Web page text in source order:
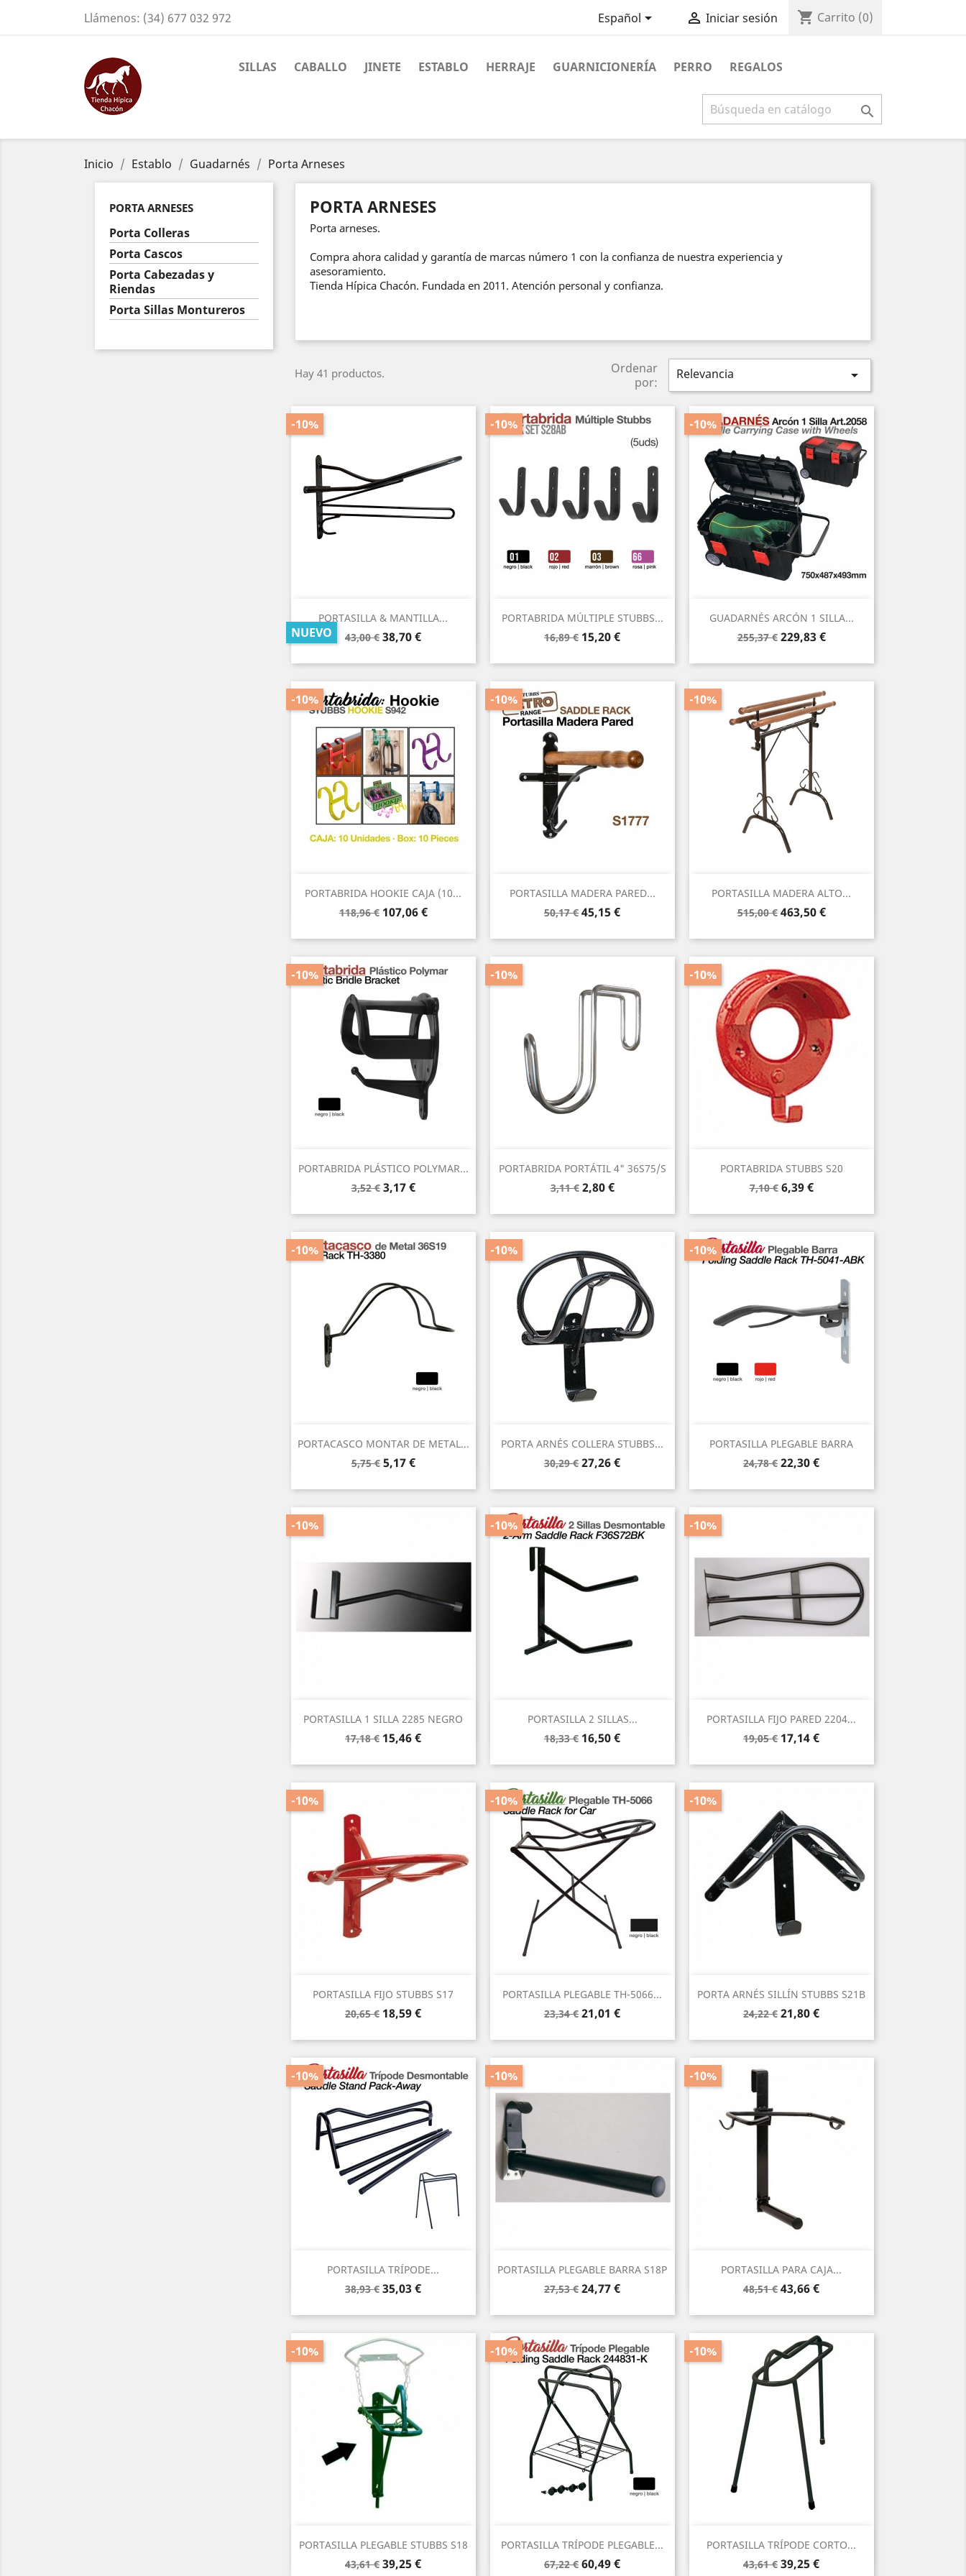
Llámenos: (34) 677 032 972 Español  Iniciar sesión shopping_cart Carrito (0)
SILLAS CABALLO JINETE ESTABLO HERRAJE GUARNICIONERÍA PERRO REGALOS

Inicio Establo Guadarnés Porta Arneses
PORTA ARNESES
Porta Colleras
Porta Cascos
Porta Cabezadas y
Riendas
Porta Sillas Montureros
PORTA ARNESES
Porta arneses.
Compra ahora calidad y garantía de marcas número 1 con la confianza de nuestra experiencia y
asesoramiento.
Tienda Hípica Chacón. Fundada en 2011. Atención personal y confianza.
Hay 41 productos.
Ordenar
por:
Relevancia 
PORTASILLA & MANTILLA...
Precio
43,00 €
-10%
Precio
38,70 €
NUEVO
Vista rápida PORTABRIDA MÚLTIPLE STUBBS...
Precio
16,89 €
-10%
Precio
15,20 €
Vista rápida GUADARNÉS ARCÓN 1 SILLA...
Precio
255,37 €
-10%
Precio
229,83 €
Vista rápida
PORTABRIDA HOOKIE CAJA (10...
Precio
118,96 €
-10%
Precio
107,06 €
Vista rápida PORTASILLA MADERA PARED...
Precio
50,17 €
-10%
Precio
45,15 €
 Vista rápida PORTASILLA MADERA ALTO...
Precio
515,00 €
-10%
Precio
463,50 €
 Vista rápida
PORTABRIDA PLÁSTICO POLYMAR...
Precio
3,52 €
-10%
Precio
3,17 €
Vista rápida PORTABRIDA PORTÁTIL 4" 36S75/S
Precio
3,11 €
-10%
Precio
2,80 €
Vista rápida PORTABRIDA STUBBS S20
Precio
7,10 €
-10%
Precio
6,39 €
Vista rápida
PORTACASCO MONTAR DE METAL...
Precio
5,75 €
-10%
Precio
5,17 €
Vista rápida PORTA ARNÉS COLLERA STUBBS...
Precio
30,29 €
-10%
Precio
27,26 €
Vista rápida PORTASILLA PLEGABLE BARRA
Precio
24,78 €
-10%
Precio
22,30 €
 Vista rápida
PORTASILLA 1 SILLA 2285 NEGRO
Precio
17,18 €
-10%
Precio
15,46 €
Vista rápida PORTASILLA 2 SILLAS...
Precio
18,33 €
-10%
Precio
16,50 €
Vista rápida PORTASILLA FIJO PARED 2204...
Precio
19,05 €
-10%
Precio
17,14 €
 Vista rápida
PORTASILLA FIJO STUBBS S17
Precio
20,65 €
-10%
Precio
18,59 €
 Vista rápida PORTASILLA PLEGABLE TH-5066...
Precio
23,34 €
-10%
Precio
21,01 €
Vista rápida PORTA ARNÉS SILLÍN STUBBS S21B
Precio
24,22 €
-10%
Precio
21,80 €
Vista rápida
PORTASILLA TRÍPODE...
Precio
38,93 €
-10%
Precio
35,03 €
Vista rápida PORTASILLA PLEGABLE BARRA S18P
Precio
27,53 €
-10%
Precio
24,77 €
 Vista rápida PORTASILLA PARA CAJA...
Precio
48,51 €
-10%
Precio
43,66 €
Vista rápida
PORTASILLA PLEGABLE STUBBS S18
Precio
43,61 €
-10%
Precio
39,25 €
 Vista rápida PORTASILLA TRÍPODE PLEGABLE...
Precio
67,22 €
-10%
Precio
60,49 €
Vista rápida PORTASILLA TRÍPODE CORTO...
Precio
43,61 €
-10%
Precio
39,25 €
 Vista rápida